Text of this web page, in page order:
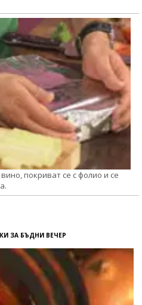
покриват се с фолио и се
ЗА БЪДНИ ВЕЧЕР